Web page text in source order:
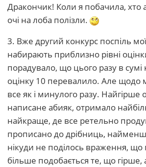
Дракончик! Коли я побачила, хто
очі на лоба полізли.
3. Вже другий конкурс поспіль
набирають приблизно рівні
порадувало, що цього разу в сумі
оцінку 10 перевалило. Але щодо
все як і минулого разу. Найгірше
написане абияк, отримало
найкраще, де все ретельно
прописано до дрібниць,
нікуди не поділось враження,
більше подобається те, що